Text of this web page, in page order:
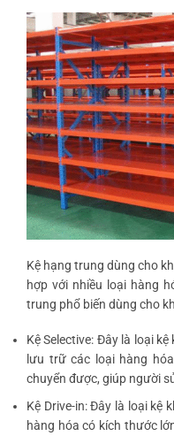
Kệ hạng trung dùng cho
hợp với nhiều loại hàng
trung phổ biến dùng cho
Kệ Selective: Đây là loại
lưu trữ các loại hàng
chuyển được, giúp người
Kệ Drive-in: Đây là loại kệ
hàng hóa có kích thước